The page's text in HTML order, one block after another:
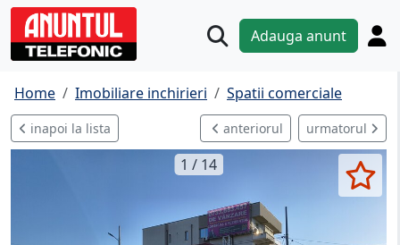
Adauga anunt
Home Imobiliare inchirieri Spatii comerciale
inapoi la lista anteriorul urmatorul
1 / 14